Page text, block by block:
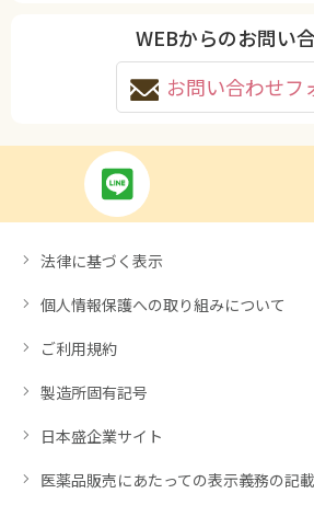
WEBからのお問い
お問い合わせフ
法律に基づく表示
個人情報保護への取り組みについて
ご利用規約
製造所固有記号
日本盛企業サイト
医薬品販売にあたっての表示義務の記載